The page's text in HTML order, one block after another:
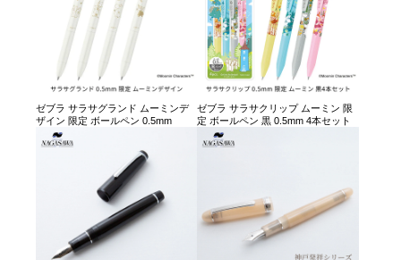
ゼブラ サラサグランド ムーミンデ
ザイン 限定 ボールペン 0.5mm
ゼブラ サラサクリップ ムーミン 限
定 ボールペン 黒 0.5mm 4本セット